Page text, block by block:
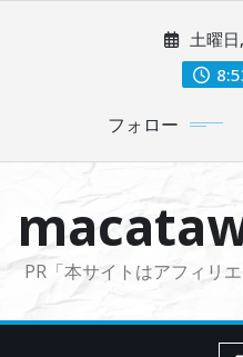
に
土曜
フォロー
PR「本サイトはアフィリ